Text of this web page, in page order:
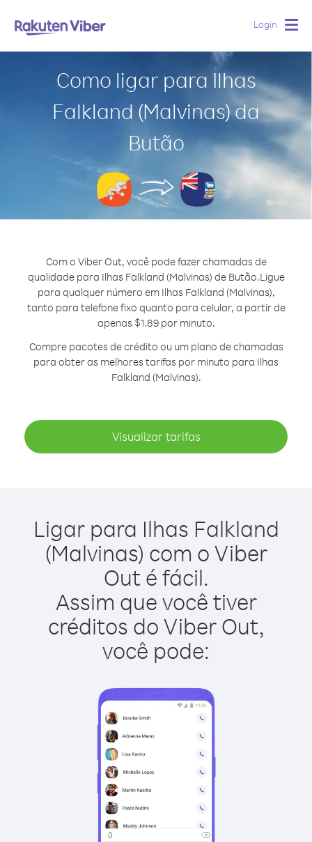
Login
Como ligar para Ilhas
Falkland (Malvinas) da
Butão
Com o Viber Out, você pode fazer chamadas de
qualidade para Ilhas Falkland (Malvinas) de Butão.Ligue
para qualquer número em Ilhas Falkland (Malvinas),
tanto para telefone fixo quanto para celular, a partir de
apenas $1.89 por minuto.
Compre pacotes de crédito ou um plano de chamadas
para obter as melhores tarifas por minuto para Ilhas
Falkland (Malvinas).
Visualizar tarifas
Ligar para Ilhas Falkland
(Malvinas) com o Viber
Out é fácil.
Assim que você tiver
créditos do Viber Out,
você pode: